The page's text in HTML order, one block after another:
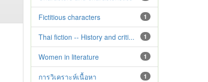
1
Fictitious characters
1
Thai fiction -- History and criti...
1
Women in literature
1
การวิเคราะห์เนื้อหา